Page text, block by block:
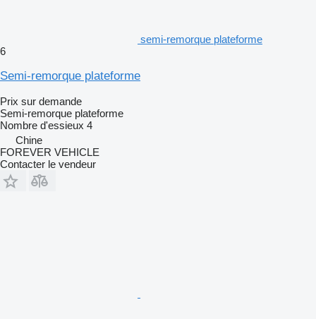
semi-remorque plateforme
6
Semi-remorque plateforme
Prix sur demande
Semi-remorque plateforme
Nombre d'essieux 4
Chine
FOREVER VEHICLE
Contacter le vendeur